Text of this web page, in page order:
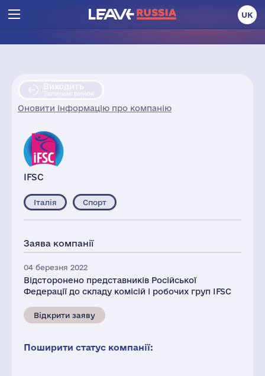
UK
Виходить
Залишає ринок
Оновити інформацію про компанію
IFSC
Італія Спорт
Заява компанії
04 березня 2022
Відсторонено представників Російської
Федерації до складу комісій і робочих груп IFSC
Відкрити заяву
Поширити статус компанії: